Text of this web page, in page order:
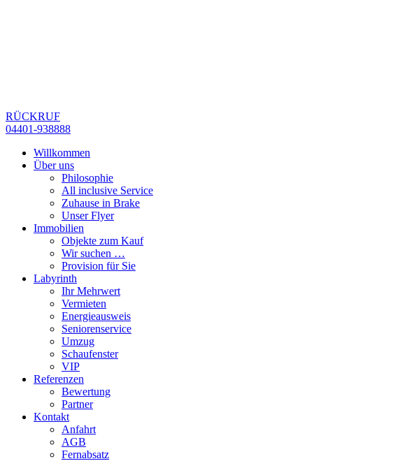
RÜCKRUF
04401-938888
Willkommen
Über uns
Philosophie
All inclusive Service
Zuhause in Brake
Unser Flyer
Immobilien
Objekte zum Kauf
Wir suchen …
Provision für Sie
Labyrinth
Ihr Mehrwert
Vermieten
Energieausweis
Seniorenservice
Umzug
Schaufenster
VIP
Referenzen
Bewertung
Partner
Kontakt
Anfahrt
AGB
Fernabsatz